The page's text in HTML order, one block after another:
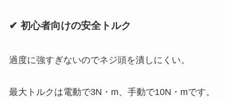
✔ 初心者向けの安全トルク
過度に強すぎないのでネジ頭を潰しにくい。
最大トルクは電動で3N・m、手動で10N・mです。